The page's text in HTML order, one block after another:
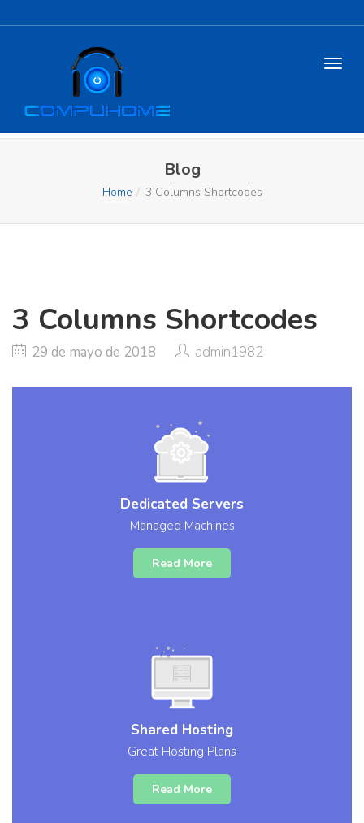
Blog
Home 3 Columns Shortcodes
3 Columns Shortcodes
29 de mayo de 2018 admin1982
Dedicated Servers
Managed Machines
Read More
Shared Hosting
Great Hosting Plans
Read More